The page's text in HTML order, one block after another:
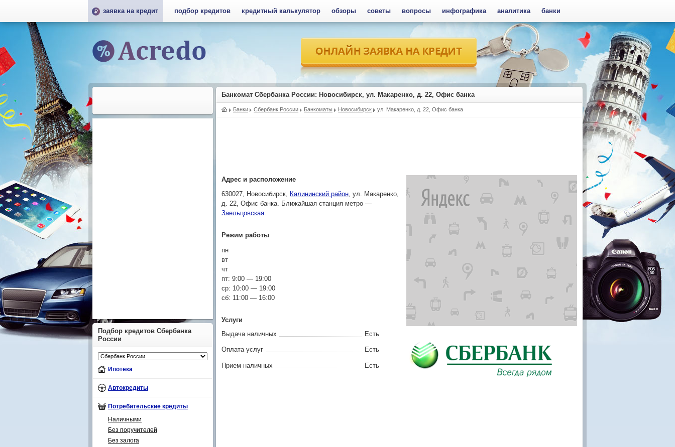
Банкомат Сбербанка России: Новосибирск, ул. Макаренко, д. 22, Офис банка
Банки Сбербанк России Банкоматы Новосибирск ул. Макаренко, д. 22, Офис банка
Адрес и расположение
630027, Новосибирск, Калининский район, ул. Макаренко,
д. 22, Офис банка. Ближайшая станция метро —
Заельцовская.
Режим работы
пн
вт
чт
пт: 9:00 — 19:00
ср: 10:00 — 19:00
сб: 11:00 — 16:00
Услуги
Выдача наличных
Есть
Оплата услуг Есть
Прием наличных Есть
Подбор кредитов Сбербанка
России
Ипотека
Автокредиты
Потребительские кредиты
Наличными
Без поручителей
Без залога
заявка на кредит подбор кредитов кредитный калькулятор обзоры советы вопросы инфографика аналитика банки